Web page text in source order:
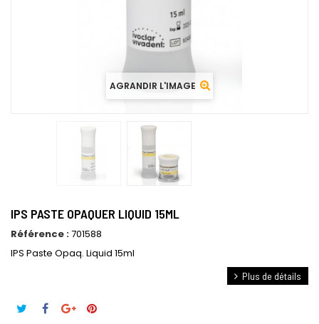
AGRANDIR L'IMAGE
IPS PASTE OPAQUER LIQUID 15ML
Référence :701588
IPS Paste Opaq. Liquid 15ml
Plus de détails